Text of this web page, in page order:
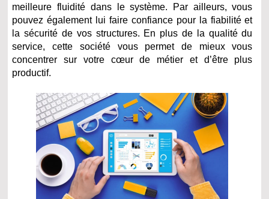
meilleure fluidité dans le système. Par ailleurs, vous
pouvez également lui faire confiance pour la fiabilité et
la sécurité de vos structures. En plus de la qualité du
service, cette société vous permet de mieux vous
concentrer sur votre cœur de métier et d’être plus
productif.